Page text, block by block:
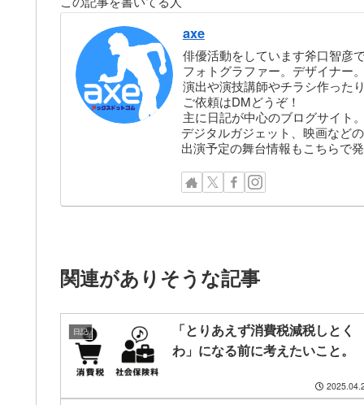
axe
俳優活動をしています斧口智彦
フォトグラファー。デザイナー
演出や演技講師やチラシ作った
ご依頼はDMどうぞ！
主に日記が中心のブログサイト
デジタルガジェット、映画など
出演予定の舞台情報もこちらで
関連がありそうな記事
日記
「とりあえず消費税減税しとく
わ」になる前に考えたいこと。